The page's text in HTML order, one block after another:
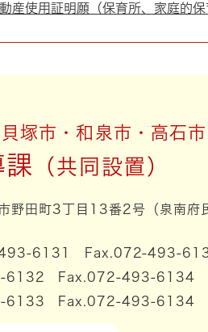
産使用証明願（保育所、家庭的保
塚市・和泉市・高石
田町3丁目13番2号（泉南府
6131 Fax.072-493-
6132 Fax.072-493-6134
6133 Fax.072-493-6134